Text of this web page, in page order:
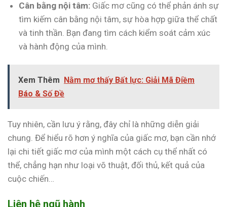
Cân bằng nội tâm: Giấc mơ cũng có thể phản ánh sự
tìm kiếm cân bằng nội tâm, sự hòa hợp giữa thể chất
và tinh thần. Bạn đang tìm cách kiểm soát cảm xúc
và hành động của mình.
Xem Thêm
Nằm mơ thấy Bất lực: Giải Mã Điềm
Báo & Số Đề
Tuy nhiên, cần lưu ý rằng, đây chỉ là những diễn giải
chung. Để hiểu rõ hơn ý nghĩa của giấc mơ, bạn cần nhớ
lại chi tiết giấc mơ của mình một cách cụ thể nhất có
thể, chẳng hạn như loại võ thuật, đối thủ, kết quả của
cuộc chiến…
Liên hệ ngũ hành